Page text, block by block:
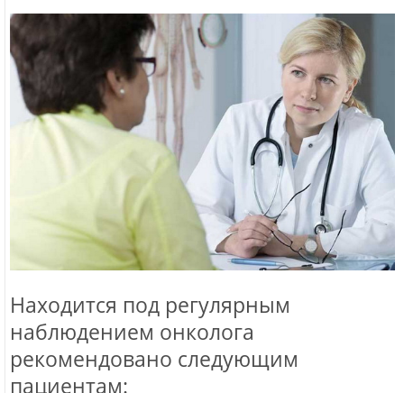
Находится под регулярным
наблюдением онколога
рекомендовано следующим
пациентам: